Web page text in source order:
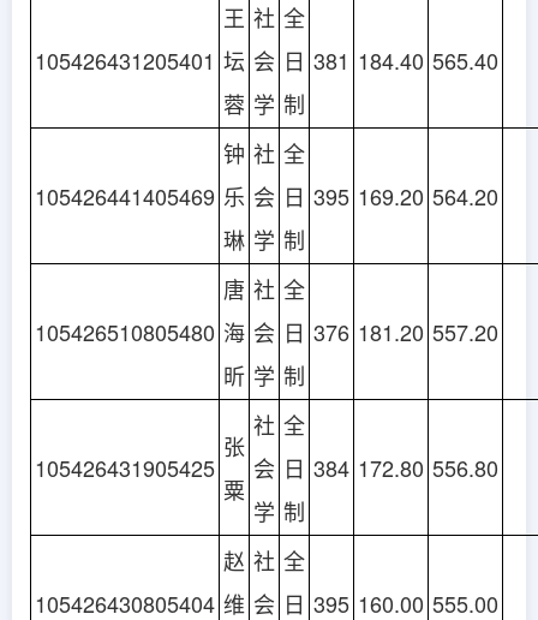
105426431205401
王
坛
蓉
社
会
学
全
日
制
381 184.40 565.40
105426441405469
钟
乐
琳
社
会
学
全
日
制
395 169.20 564.20
105426510805480
唐
海
昕
社
会
学
全
日
制
376 181.20 557.20
105426431905425
张
粟
社
会
学
全
日
制
384 172.80 556.80
105426430805404
赵
维
社
会
全
日 395 160.00 555.00